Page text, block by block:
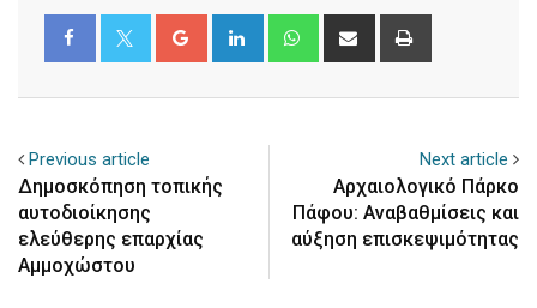
Google+ LinkedIn WhatsappShare
Previous article
Δημοσκόπηση τοπικής
αυτοδιοίκησης
ελεύθερης επαρχίας
Αμμοχώστου
Next article
Αρχαιολογικό Πάρκο
Πάφου: Αναβαθμίσεις και
αύξηση επισκεψιμότητας